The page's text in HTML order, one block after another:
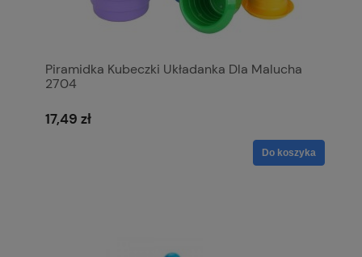
Piramidka Kubeczki Układanka Dla Malucha
2704
17,49 zł
Do koszyka